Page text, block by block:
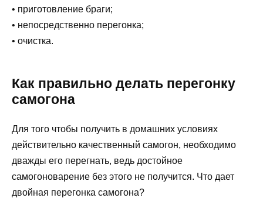
• приготовление браги;
• непосредственно перегонка;
• очистка.
Как правильно делать перегонку
самогона
Для того чтобы получить в домашних условиях
действительно качественный самогон, необходимо
дважды его перегнать, ведь достойное
самогоноварение без этого не получится. Что дает
двойная перегонка самогона?